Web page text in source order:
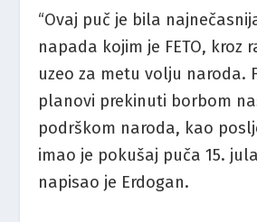
“Ovaj puč je bila
napada kojim je FETO, kroz
uzeo za metu volju naroda.
planovi prekinuti borbom
podrškom naroda, kao
imao je pokušaj puča 15.
napisao je Erdogan.